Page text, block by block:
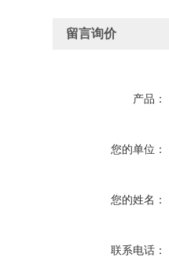
留言询价
产品：
您的单位：
您的姓名：
联系电话：